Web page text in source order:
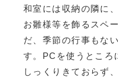
和室には収納の隣に
お雛様等を飾るスペ
だ、季節の行事もな
す。PCを使うところ
しっくりきておらず